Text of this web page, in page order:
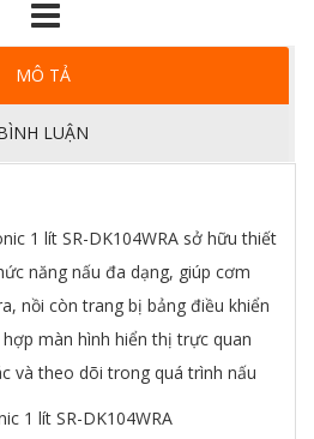
MÔ TẢ
LUẬN
1 lít SR-DK104WRA sở hữu thiết
năng nấu đa dạng, giúp cơm
nồi còn trang bị bảng điều khiển
màn hình hiển thị trực quan
và theo dõi trong quá trình nấu
1 lít SR-DK104WRA